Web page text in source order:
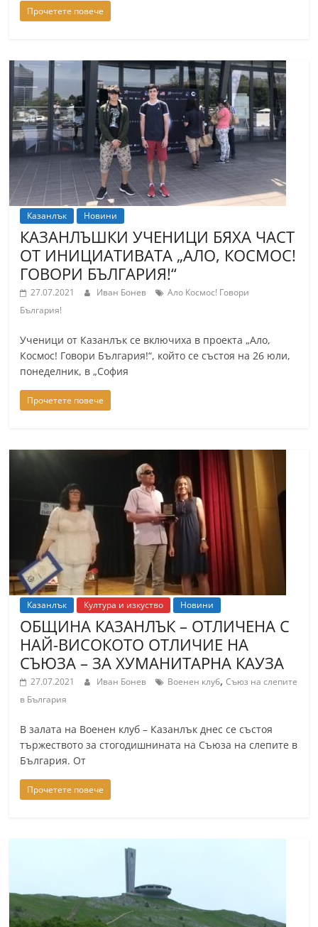
Прочетете повече
Казанлък Новини
КАЗАНЛЪШКИ УЧЕНИЦИ БЯХА ЧАСТ
ОТ ИНИЦИАТИВАТА „АЛО, КОСМОС!
ГОВОРИ БЪЛГАРИЯ!“
27.07.2021 Иван Бонев
Ало Космос! Говори
България!
Ученици от Казанлък се включиха в проекта „Ало,
Космос! Говори България!“, който се състоя на 26 юли,
понеделник, в „София
Прочетете повече
Казанлък Култура и изкуство Новини
ОБЩИНА КАЗАНЛЪК – ОТЛИЧЕНА С
НАЙ-ВИСОКОТО ОТЛИЧИЕ НА
СЪЮЗА – ЗА ХУМАНИТАРНА КАУЗА
27.07.2021 Иван Бонев Военен клуб,Съюз на слепите
в България
В залата на Военен клуб – Казанлък днес се състоя
тържеството за стогодишнината на Съюза на слепите в
България. От
Прочетете повече